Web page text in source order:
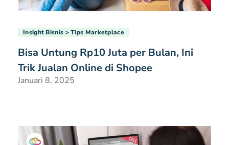
Insight Bisnis Tips Marketplace
Bisa Untung Rp10 Juta per Bulan, Ini
Trik Jualan Online di Shopee
Januari 8, 2025